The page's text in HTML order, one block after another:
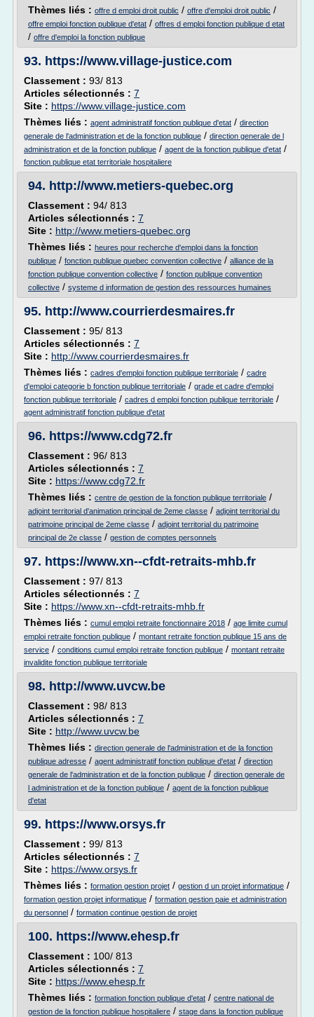
Thèmes liés : offre d emploi droit public / offre d'emploi droit public /
offre emploi fonction publique d'etat / offres d emploi fonction publique d etat
/ offre d'emploi la fonction publique
93. https://www.village-justice.com
Classement : 93/ 813
Articles sélectionnés : 7
Site : https://www.village-justice.com
Thèmes liés : agent administratif fonction publique d'etat / direction
generale de l'administration et de la fonction publique / direction generale de l
administration et de la fonction publique / agent de la fonction publique d'etat /
fonction publique etat territoriale hospitaliere
94. http://www.metiers-quebec.org
Classement : 94/ 813
Articles sélectionnés : 7
Site : http://www.metiers-quebec.org
Thèmes liés : heures pour recherche d'emploi dans la fonction
publique / fonction publique quebec convention collective / alliance de la
fonction publique convention collective / fonction publique convention
collective / systeme d information de gestion des ressources humaines
95. http://www.courrierdesmaires.fr
Classement : 95/ 813
Articles sélectionnés : 7
Site : http://www.courrierdesmaires.fr
Thèmes liés : cadres d'emploi fonction publique territoriale / cadre
d'emploi categorie b fonction publique territoriale / grade et cadre d'emploi
fonction publique territoriale / cadres d emploi fonction publique territoriale /
agent administratif fonction publique d'etat
96. https://www.cdg72.fr
Classement : 96/ 813
Articles sélectionnés : 7
Site : https://www.cdg72.fr
Thèmes liés : centre de gestion de la fonction publique territoriale /
adjoint territorial d'animation principal de 2eme classe / adjoint territorial du
patrimoine principal de 2eme classe / adjoint territorial du patrimoine
principal de 2e classe / gestion de comptes personnels
97. https://www.xn--cfdt-retraits-mhb.fr
Classement : 97/ 813
Articles sélectionnés : 7
Site : https://www.xn--cfdt-retraits-mhb.fr
Thèmes liés : cumul emploi retraite fonctionnaire 2018 / age limite cumul
emploi retraite fonction publique / montant retraite fonction publique 15 ans de
service / conditions cumul emploi retraite fonction publique / montant retraite
invalidite fonction publique territoriale
98. http://www.uvcw.be
Classement : 98/ 813
Articles sélectionnés : 7
Site : http://www.uvcw.be
Thèmes liés : direction generale de l'administration et de la fonction
publique adresse / agent administratif fonction publique d'etat / direction
generale de l'administration et de la fonction publique / direction generale de
l administration et de la fonction publique / agent de la fonction publique
d'etat
99. https://www.orsys.fr
Classement : 99/ 813
Articles sélectionnés : 7
Site : https://www.orsys.fr
Thèmes liés : formation gestion projet / gestion d un projet informatique /
formation gestion projet informatique / formation gestion paie et administration
du personnel / formation continue gestion de projet
100. https://www.ehesp.fr
Classement : 100/ 813
Articles sélectionnés : 7
Site : https://www.ehesp.fr
Thèmes liés : formation fonction publique d'etat / centre national de
gestion de la fonction publique hospitaliere / stage dans la fonction publique